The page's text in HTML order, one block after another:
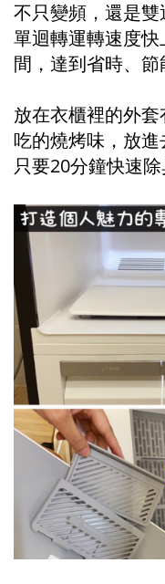
不只變頻，還是
單迴轉運轉速度
間，達到省時、節
放在衣櫃裡的外
吃的燒烤味，放進
只要20分鐘快速除